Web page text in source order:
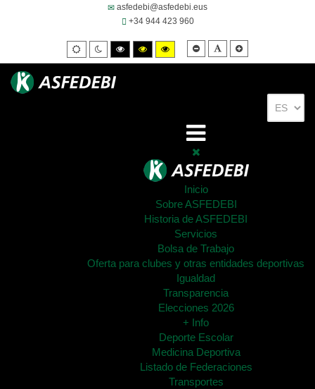
asfedebi@asfedebi.eus
+34 944 423 960
Default
mode
Night
mode
High
contrast
black/white
High
contrast
black/yellow
High
contrast
yellow/black
Smaller
font
Default
font
Inicio
Sobre ASFEDEBI
Historia de ASFEDEBI
Servicios
Bolsa de Trabajo
Oferta para clubes y otras entidades deportivas
Igualdad
Transparencia
Elecciones 2026
+ Info
Deporte Escolar
Medicina Deportiva
Listado de Federaciones
Transportes